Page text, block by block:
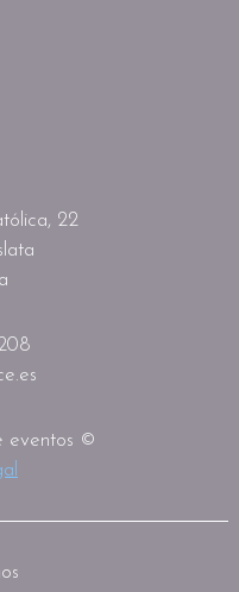
22
eventos ©